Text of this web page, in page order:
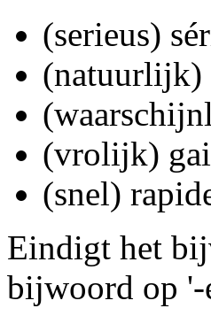
(serieus)
(natuurlijk)
(vrolijk)
(snel)
Eindigt het
bijwoord op '-